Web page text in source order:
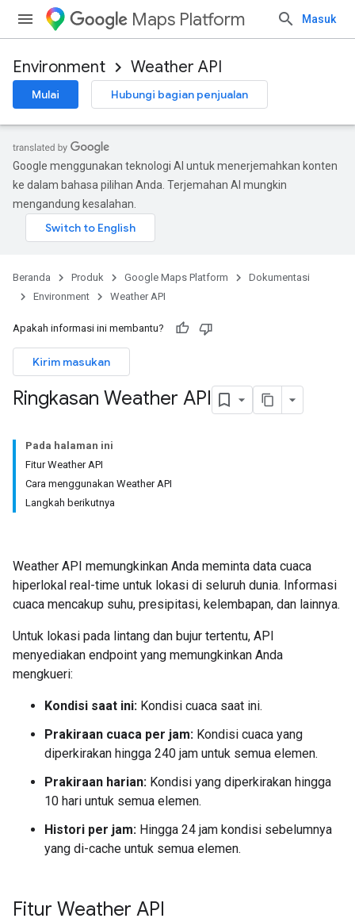
Maps Platform Masuk
Environment Weather API
Mulai Hubungi bagian penjualan
Google menggunakan teknologi AI untuk menerjemahkan konten
ke dalam bahasa pilihan Anda. Terjemahan AI mungkin
mengandung kesalahan.
Beranda Produk Google Maps Platform
Dokumentasi
Environment
Weather API
Apakah informasi ini membantu?
Kirim masukan
Ringkasan Weather API
Pada halaman ini
Fitur Weather API
Cara menggunakan Weather API
Langkah berikutnya
Weather API memungkinkan Anda meminta data cuaca
hiperlokal real-time untuk lokasi di seluruh dunia. Informasi
cuaca mencakup suhu, presipitasi, kelembapan, dan lainnya.
Untuk lokasi pada lintang dan bujur tertentu, API
menyediakan endpoint yang memungkinkan Anda
mengkueri:
Kondisi saat ini: Kondisi cuaca saat ini.
Prakiraan cuaca per jam: Kondisi cuaca yang
diperkirakan hingga 240 jam untuk semua elemen.
Prakiraan harian: Kondisi yang diperkirakan hingga
10 hari untuk semua elemen.
Histori per jam: Hingga 24 jam kondisi sebelumnya
yang di-cache untuk semua elemen.
Fitur Weather API